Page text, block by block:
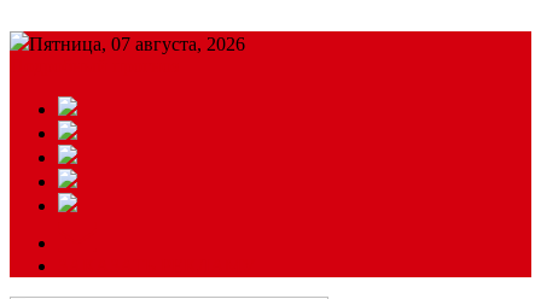
Пятница, 07 августа, 2026